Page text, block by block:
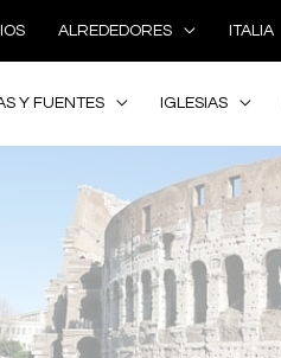
ALREDEDORES ITALIA
Y FUENTES IGLESIAS